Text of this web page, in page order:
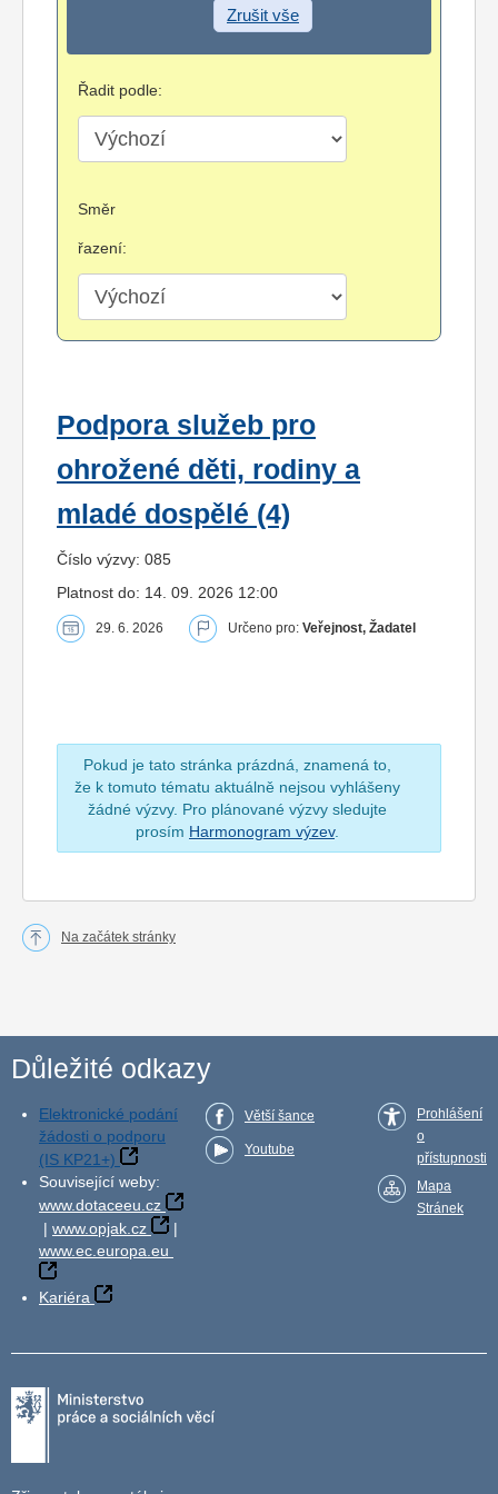
Zrušit vše
Řadit podle:
Směr
řazení:
Podpora služeb pro
ohrožené děti, rodiny a
mladé dospělé (4)
Číslo výzvy: 085
Platnost do: 14. 09. 2026 12:00
29. 6. 2026 Určeno pro: Veřejnost, Žadatel
Pokud je tato stránka prázdná, znamená to,
že k tomuto tématu aktuálně nejsou vyhlášeny
žádné výzvy. Pro plánované výzvy sledujte
prosím Harmonogram výzev.
Na začátek stránky
Důležité odkazy
Elektronické podání
žádosti o podporu
(IS KP21+)
Související weby:
www.dotaceeu.cz
| www.opjak.cz
|
www.ec.europa.eu
Kariéra
Větší šance
Youtube
Prohlášení
o
přístupnosti
Mapa
Stránek